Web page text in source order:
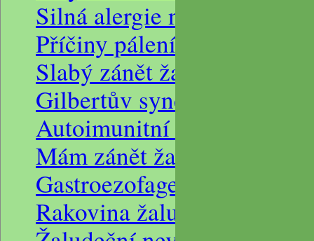
Silná alergie na lepek,
Příčiny pálení žáhy a
Slabý zánět žaludku,
Gilbertův syndrom a
Autoimunitní hepatitida a
Mám zánět žaludku,
Gastroezofageální refluxní
Rakovina žaludku, dieta